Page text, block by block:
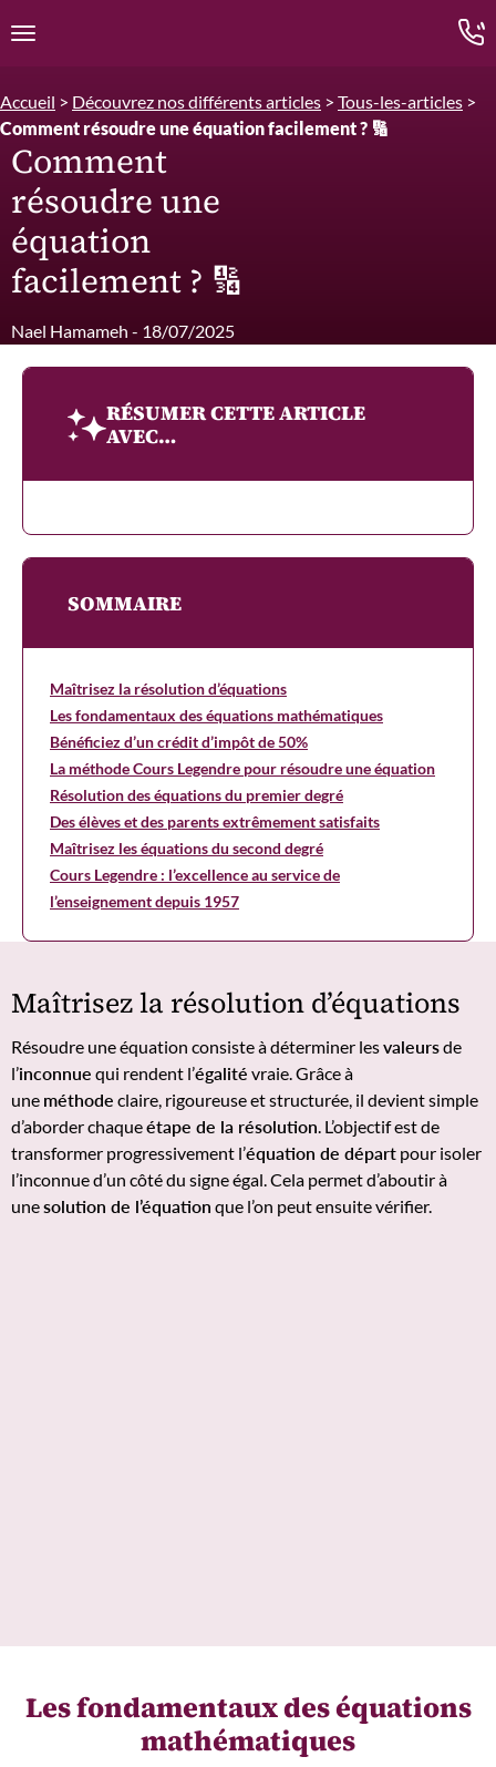
Ouvrir la navigation
Accueil > Découvrez nos différents articles > Tous-les-articles >
Comment résoudre une équation facilement ? 🔢
Comment
résoudre une
équation
facilement ? 🔢
Nael Hamameh - 18/07/2025
Maîtrisez la résolution d’équations
Résoudre une équation consiste à déterminer lesvaleursde
l’inconnue qui rendent l’égalité vraie. Grâce à
une méthode claire, rigoureuse et structurée, il devient simple
d’aborder chaqueétape de la résolution . L’objectif est de
transformer progressivement l’équation de départ pour isoler
l’inconnue d’un côté du signe égal. Cela permet d’aboutir à
unesolution de l’équation que l’on peut ensuite vérifier.
Les fondamentaux des équations
mathématiques
RÉSUMER CETTE ARTICLE
AVEC…
SOMMAIRE
Maîtrisez la résolution d’équations
Les fondamentaux des équations mathématiques
Bénéficiez d’un crédit d’impôt de 50%
La méthode Cours Legendre pour résoudre une équation
Résolution des équations du premier degré
Des élèves et des parents extrêmement satisfaits
Maîtrisez les équations du second degré
Cours Legendre : l’excellence au service de
l’enseignement depuis 1957